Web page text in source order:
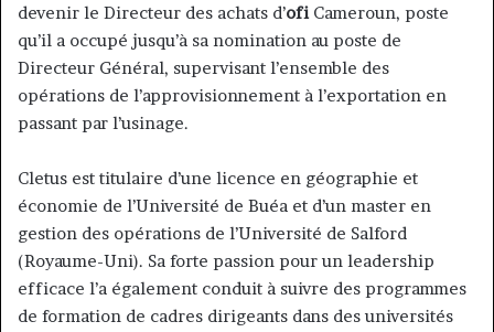
devenir le Directeur des achats d’ofiCameroun, poste
qu’il a occupé jusqu’à sa nomination au poste de
Directeur Général, supervisant l’ensemble des
opérations de l’approvisionnement à l’exportation en
passant par l’usinage.
Cletus est titulaire d’une licence en géographie et
économie de l’Université de Buéa et d’un master en
gestion des opérations de l’Université de Salford
(Royaume-Uni). Sa forte passion pour un leadership
efficace l’a également conduit à suivre des programmes
de formation de cadres dirigeants dans des universités